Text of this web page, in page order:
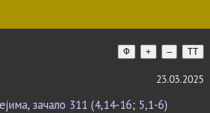
Ф + – TT
23.03.2025
зачало 311 (4,14-16; 5,1-6)